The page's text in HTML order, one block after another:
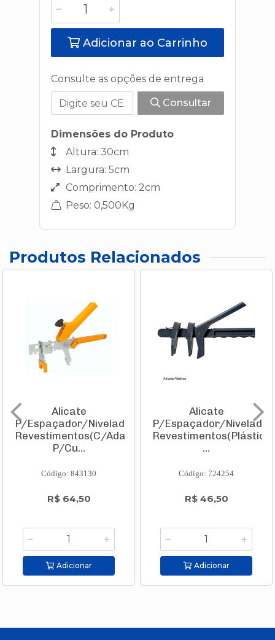
Adicionar ao Carrinho
Consulte as opções de entrega
Consultar
Dimensões do Produto
Altura: 30cm
Largura: 5cm
Comprimento: 2cm
Peso: 0,500Kg
Produtos Relacionados
Alicate
P/Espaçador/Nivelador
Revestimentos(C/Adaptador
P/Cu...
Código: 843130
R$ 64,50
Adicionar
Alicate
P/Espaçador/Nivelador
...
Código: 724254
R$ 46,50
Adicionar